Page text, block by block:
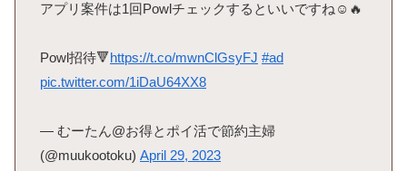
アプリ案件は1回Powlチェックするといいですね☺️🔥
Powl招待🔻https://t.co/mwnClGsyFJ #ad
pic.twitter.com/1iDaU64XX8
— むーたん@お得とポイ活で節約主婦
(@muukootoku) April 29, 2023